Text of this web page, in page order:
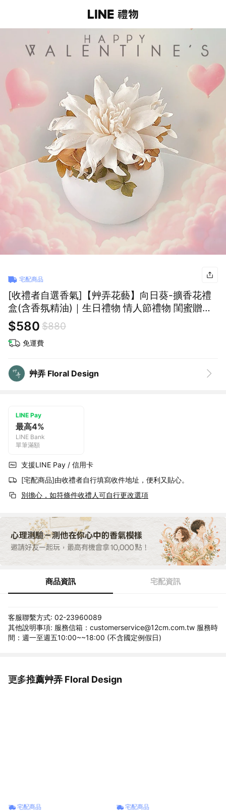
宅配商品
[收禮者自選香氣]【艸弄花藝】向日葵-擴香花禮
盒(含香氛精油)｜生日禮物 情人節禮物 閨蜜贈禮
紓壓小物 永生花 乾燥花
$580 $880
免運費
艸弄 Floral Design
LINE Pay
最高4%
LINE Bank
單筆滿額
支援LINE Pay / 信用卡
[宅配商品]由收禮者自行填寫收件地址，便利又貼心。
別擔心，如符條件收禮人可自行更改選項
商品資訊 宅配資訊
客服聯繫方式: 02-23960089
其他說明事項: 服務信箱：customerservice@12cm.com.tw 服務時
間：週一至週五10:00~~18:00 (不含國定例假日)
更多推薦艸弄 Floral Design
看更多
宅配商品 宅配商品